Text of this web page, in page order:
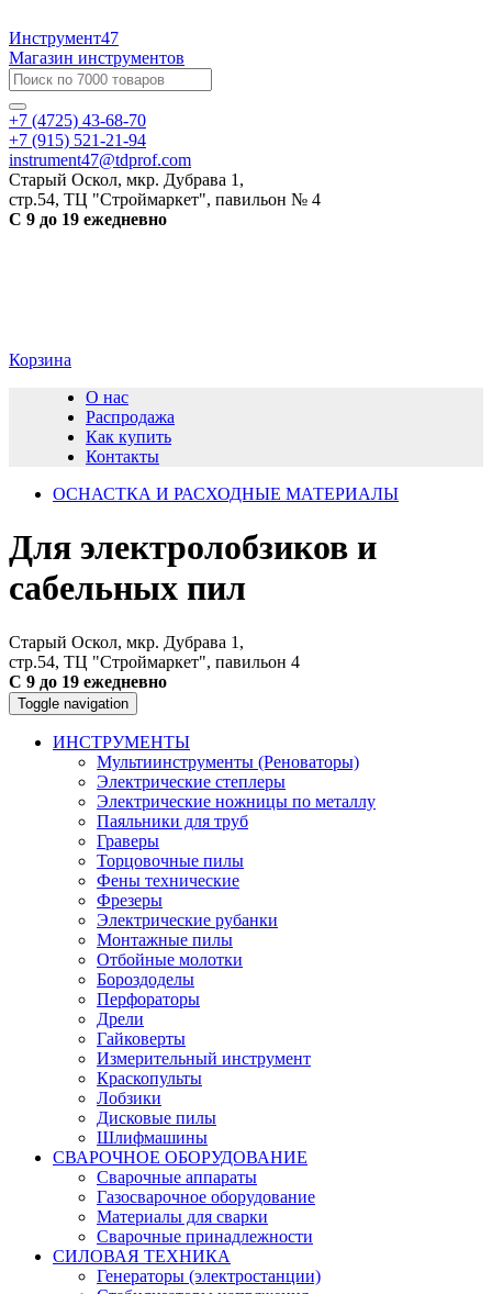
Инструмент47
Магазин инструментов
+7 (4725) 43-68-70
+7 (915) 521-21-94
instrument47@tdprof.com
Старый Оскол, мкр. Дубрава 1,
стр.54, ТЦ "Строймаркет", павильон № 4
С 9 до 19 ежедневно
Корзина
О нас
Распродажа
Как купить
Контакты
ОСНАСТКА И РАСХОДНЫЕ МАТЕРИАЛЫ
Для электролобзиков и
сабельных пил
Старый Оскол, мкр. Дубрава 1,
стр.54, ТЦ "Строймаркет", павильон 4
С 9 до 19 ежедневно
Toggle navigation
ИНСТРУМЕНТЫ
Мультиинструменты (Реноваторы)
Электрические степлеры
Электрические ножницы по металлу
Паяльники для труб
Граверы
Торцовочные пилы
Фены технические
Фрезеры
Электрические рубанки
Монтажные пилы
Отбойные молотки
Бороздоделы
Перфораторы
Дрели
Гайковерты
Измерительный инструмент
Краскопульты
Лобзики
Дисковые пилы
Шлифмашины
СВАРОЧНОЕ ОБОРУДОВАНИЕ
Сварочные аппараты
Газосварочное оборудование
Материалы для сварки
Сварочные принадлежности
СИЛОВАЯ ТЕХНИКА
Генераторы (электростанции)